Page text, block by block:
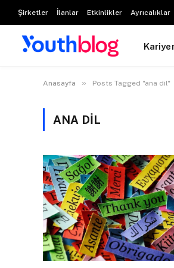
Şirketler İlanlar Etkinlikler Ayrıcalıklar
Anasayfa » Posts Tagged "ana dil"
ANA DIL